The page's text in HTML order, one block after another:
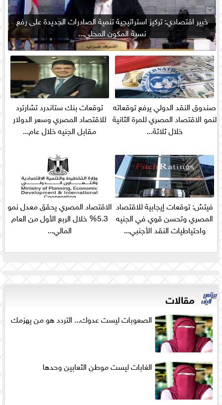
خبير اقتصادي: تركيز استراتيجية تنمية الصادرات الجديدة على رفع
نسبة المكون المحلي...
صندوق النقد الدولي يرفع توقعاته
لنمو الاقتصاد المصري للمرة الثانية
خلال ثلاثة...
توقعات بنك ستاندرد تشارترد
للاقتصاد المصري وسعر الدولار
مقابل الجنيه خلال عام...
فيتش: توقعات إيجابية للاقتصاد
المصري وتحسن قوي في الجنيه
واحتياطيات النقد الأجنبي...
الاقتصاد المصري يحقق معدل نمو
5.3% خلال الربع الأول من العام
المالي...
مقالات
الصعوبات ليست عدوك... التردد هو من يهزمك
الغابات ليست موطن الثعابين وحدها